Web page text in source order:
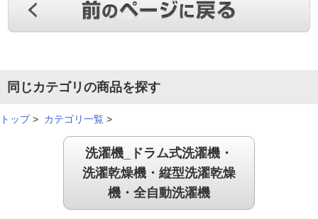
同じカテゴリの商品を探す
トップ> カテゴリ一覧 >
洗濯機_ドラム式洗濯機・
洗濯乾燥機・縦型洗濯乾燥
機・全自動洗濯機